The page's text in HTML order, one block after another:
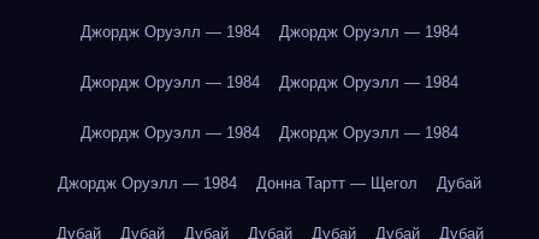
Джордж Оруэлл — 1984 Джордж Оруэлл — 1984
Джордж Оруэлл — 1984 Джордж Оруэлл — 1984
Джордж Оруэлл — 1984 Джордж Оруэлл — 1984
Джордж Оруэлл — 1984 Донна Тартт — Щегол Дубай
Дубай Дубай Дубай Дубай Дубай Дубай Дубай